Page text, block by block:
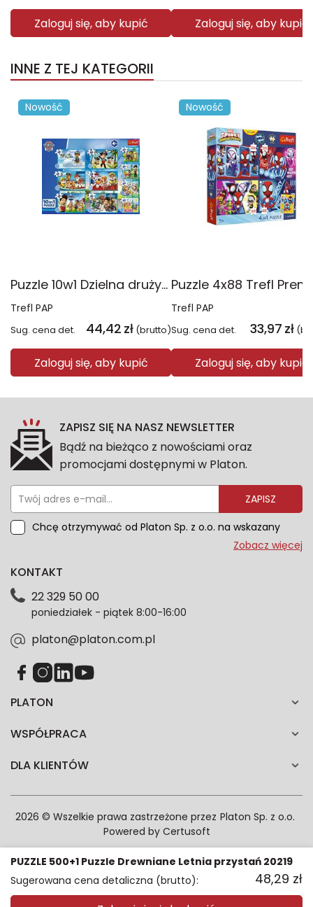
Zaloguj się, aby kupić Zaloguj się, aby kupić
INNE Z TEJ KATEGORII
Nowość
Puzzle 10w1 Dzielna drużyna Psiego Patrolu 96012
Trefl PAP
Sug. cena det. 44,42 zł (brutto)
Zaloguj się, aby kupić
Nowość
Trefl PAP
Sug. cena det. 33,97 zł
Zaloguj się, aby kupić
PUZZLE 500+1 Puzzle Drewniane Letnia przystań 20219
Sugerowana cena detaliczna (brutto):
48,29 zł
ZAPISZ SIĘ NA NASZ NEWSLETTER
Bądź na bieżąco z nowościami oraz
promocjami dostępnymi w Platon.
ZAPISZ
Chcę otrzymywać od Platon Sp. z o.o. na wskazany
przeze mnie adres e-mail informacje marketingowe
dotyczące danych osobowych znajdziesz w naszej
każdym czasie. Wycofanie zgody nie wpłynie na
zgodność z prawem przetwarzania dokonanego przed
Zobacz więcej
PLATON
WSPÓŁPRACA
DLA KLIENTÓW
KONTAKT
22 329 50 00
poniedziałek - piątek 8:00-16:00
platon@platon.com.pl
2026 © Wszelkie prawa zastrzeżone przez Platon Sp. z o.o.
Powered by Certusoft